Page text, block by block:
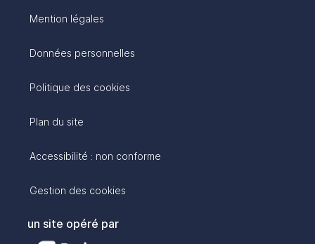
Mention légales
Données personnelles
Politique des cookies
Plan du site
Accessibilité : non conforme
Gestion des cookies
un site opéré par